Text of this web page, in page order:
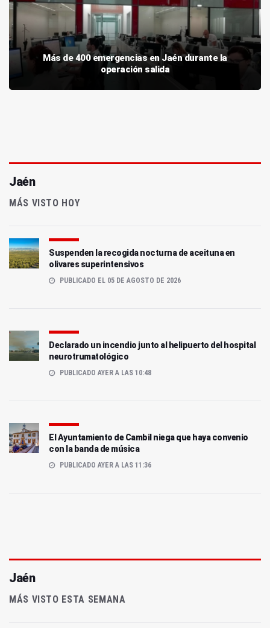
Más de 400 emergencias en Jaén durante la
operación salida
Jaén
MÁS VISTO HOY
Suspenden la recogida nocturna de aceituna en
olivares superintensivos
PUBLICADO EL 05 DE AGOSTO DE 2026
Declarado un incendio junto al helipuerto del hospital
neurotrumatológico
PUBLICADO AYER A LAS 10:48
El Ayuntamiento de Cambil niega que haya convenio
con la banda de música
PUBLICADO AYER A LAS 11:36
Jaén
MÁS VISTO ESTA SEMANA